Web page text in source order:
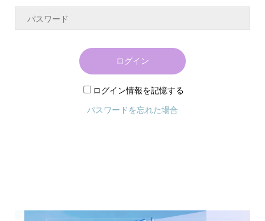
ログイン
ログイン情報を記憶する
パスワードを忘れた場合